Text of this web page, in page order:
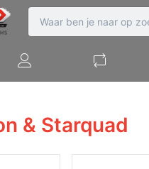
& Starquad